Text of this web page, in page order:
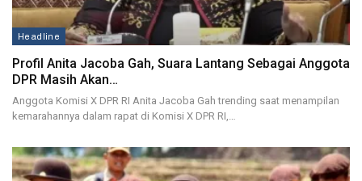
Headline
Profil Anita Jacoba Gah, Suara Lantang Sebagai Anggota
DPR Masih Akan…
Anggota Komisi X DPR RI Anita Jacoba Gah trending saat menampilan
kemarahannya dalam rapat di Komisi X DPR RI,…